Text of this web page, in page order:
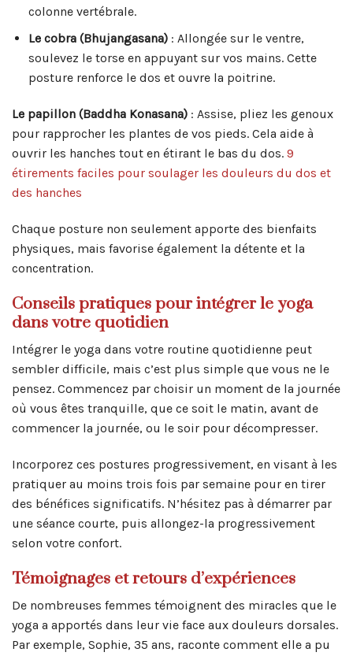
colonne vertébrale.
Le cobra (Bhujangasana): Allongée sur le ventre,
soulevez le torse en appuyant sur vos mains. Cette
posture renforce le dos et ouvre la poitrine.
Le papillon (Baddha Konasana) : Assise, pliez les genoux
pour rapprocher les plantes de vos pieds. Cela aide à
ouvrir les hanches tout en étirant le bas du dos. 9
étirements faciles pour soulager les douleurs du dos et
des hanches
Chaque posture non seulement apporte des bienfaits
physiques, mais favorise également la détente et la
concentration.
Conseils pratiques pour intégrer le yoga
dans votre quotidien
Intégrer le yoga dans votre routine quotidienne peut
sembler difficile, mais c’est plus simple que vous ne le
pensez. Commencez par choisir un moment de la journée
où vous êtes tranquille, que ce soit le matin, avant de
commencer la journée, ou le soir pour décompresser.
Incorporez ces postures progressivement, en visant à les
pratiquer au moins trois fois par semaine pour en tirer
des bénéfices significatifs. N’hésitez pas à démarrer par
une séance courte, puis allongez-la progressivement
selon votre confort.
Témoignages et retours d’expériences
De nombreuses femmes témoignent des miracles que le
yoga a apportés dans leur vie face aux douleurs dorsales.
Par exemple, Sophie, 35 ans, raconte comment elle a pu